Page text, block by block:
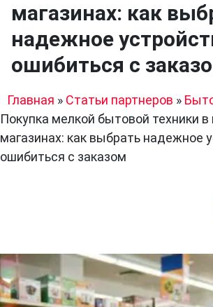
магазинах: как
надежное
ошибиться с
Главная » Статьи партнеров »
Покупка мелкой бытовой техники в
магазинах: как выбрать надежное
ошибиться с заказом